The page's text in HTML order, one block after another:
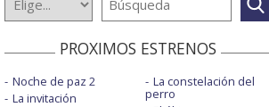
PROXIMOS ESTRENOS
Noche de paz 2
La invitación
La constelación del
perro